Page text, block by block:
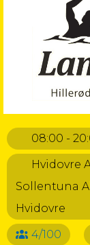
08:00 -
Hvidovre
Sollentuna
Hvidovre
4/100